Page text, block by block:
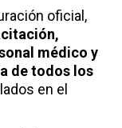
oficial,
médico y
de todos los
en el